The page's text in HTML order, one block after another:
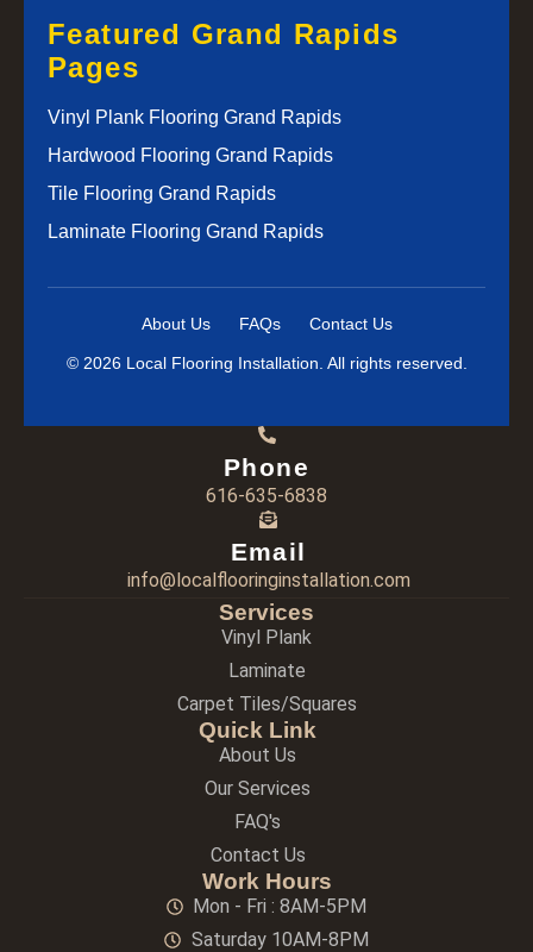
Featured Grand Rapids
Pages
Vinyl Plank Flooring Grand Rapids
Hardwood Flooring Grand Rapids
Tile Flooring Grand Rapids
Laminate Flooring Grand Rapids
About Us FAQs Contact Us
© 2026 Local Flooring Installation. All rights reserved.
Phone
616-635-6838
Email
info@localflooringinstallation.com
Services
Vinyl Plank
Laminate
Carpet Tiles/Squares
Quick Link
About Us
Our Services
FAQ's
Contact Us
Work Hours
Mon - Fri : 8AM-5PM
Saturday 10AM-8PM